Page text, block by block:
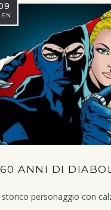
60 ANNI DI
storico personaggio con